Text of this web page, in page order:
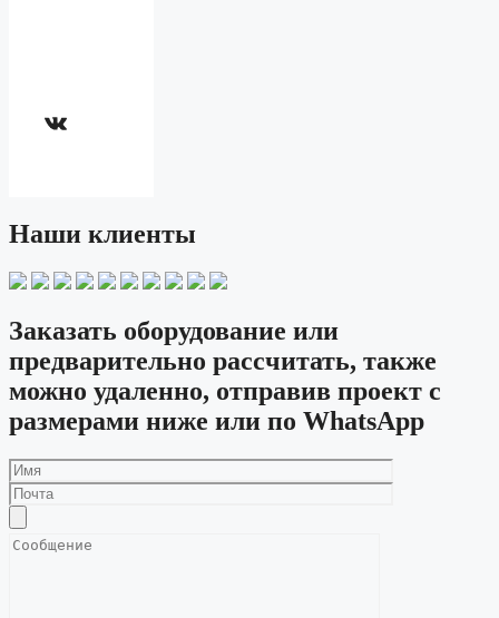
ВКонтакте
Наши клиенты
Заказать оборудование или
предварительно рассчитать, также
можно удаленно, отправив проект с
размерами ниже или по WhatsApp